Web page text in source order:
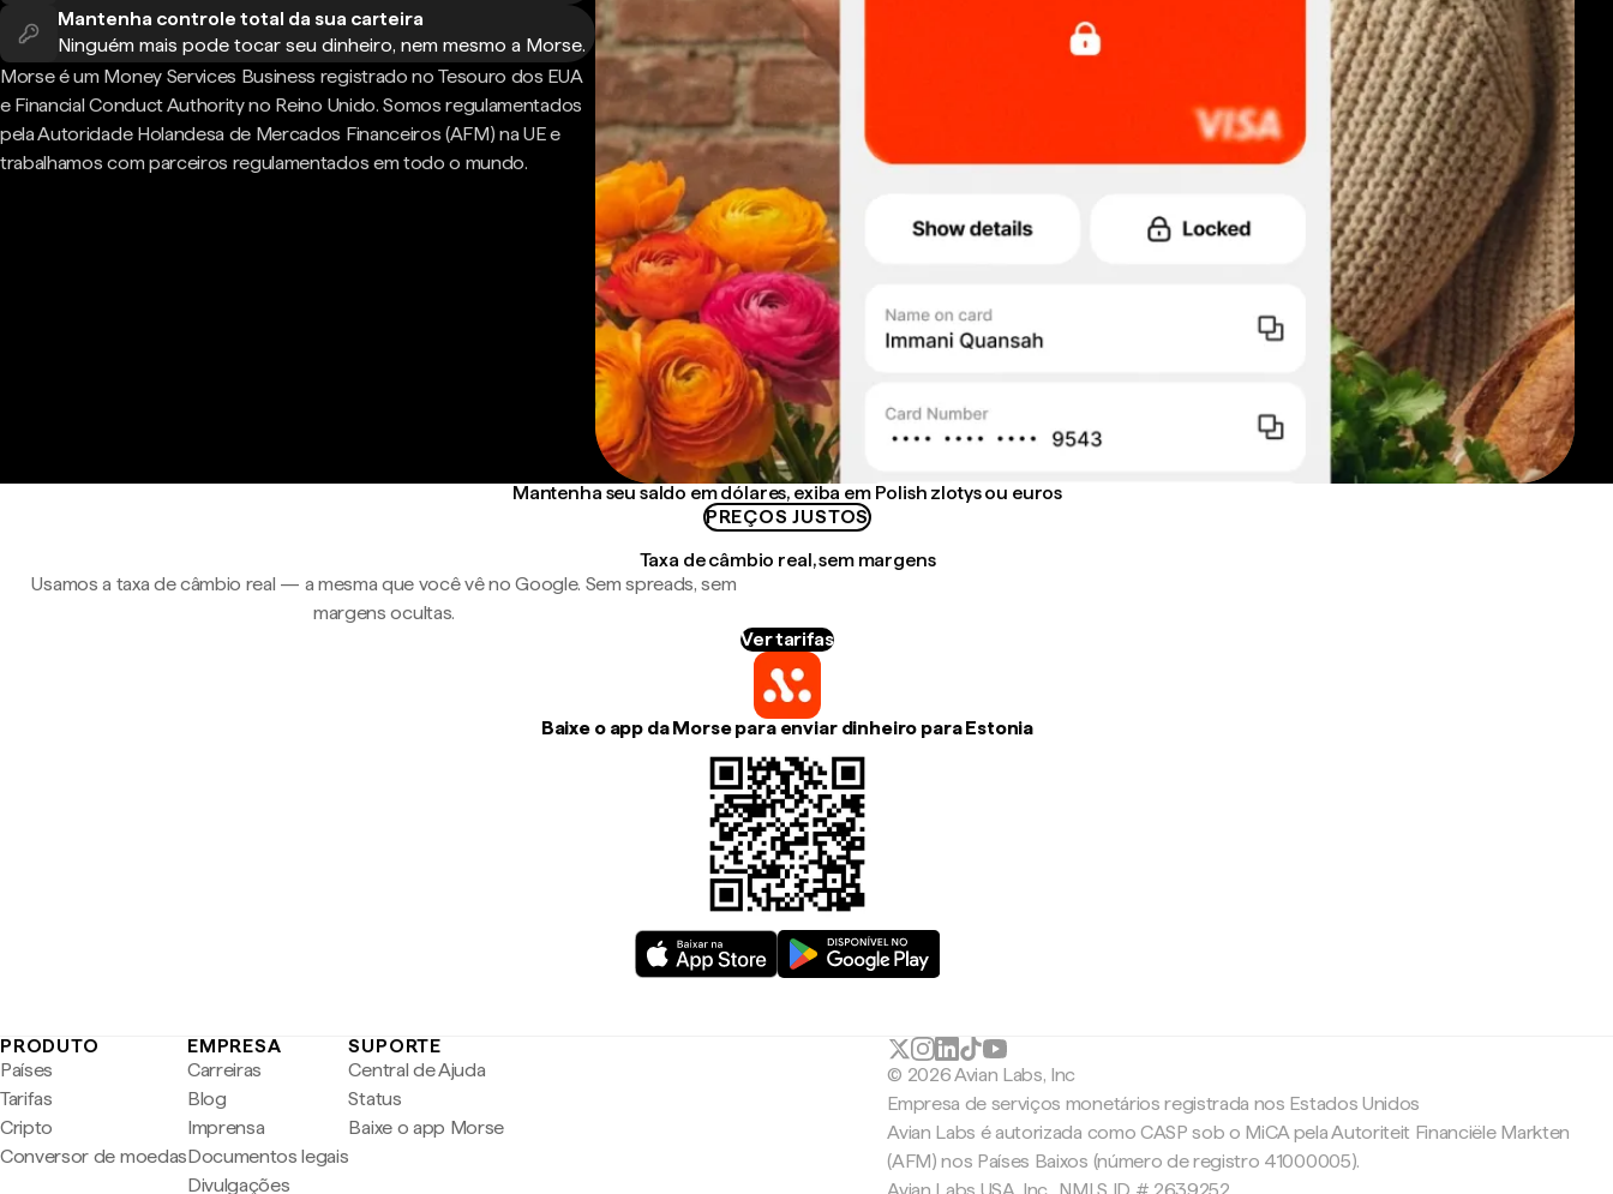
Mantenha controle total da sua carteira
Ninguém mais pode tocar seu dinheiro, nem mesmo a Morse.
Morse é um Money Services Business registrado no Tesouro dos EUA
e Financial Conduct Authority no Reino Unido. Somos regulamentados
pela Autoridade Holandesa de Mercados Financeiros (AFM) na UE e
trabalhamos com parceiros regulamentados em todo o mundo.
Mantenha seu saldo em dólares, exiba em Polish zlotys ou euros
PREÇOS JUSTOS
Taxa de câmbio real, sem margens
Usamos a taxa de câmbio real — a mesma que você vê no Google. Sem spreads, sem
margens ocultas.
Ver tarifas
Baixe o app da Morse para enviar dinheiro para Estonia
PRODUTO
Países
Tarifas
Cripto
Conversor de moedas
EMPRESA
Carreiras
Blog
Imprensa
Documentos legais
Divulgações
SUPORTE
Central de Ajuda
Status
Baixe o app Morse
© 2026 Avian Labs, Inc
Empresa de serviços monetários registrada nos Estados Unidos
Avian Labs é autorizada como CASP sob o MiCA pela Autoriteit Financiële Markten
(AFM) nos Países Baixos (número de registro 41000005).